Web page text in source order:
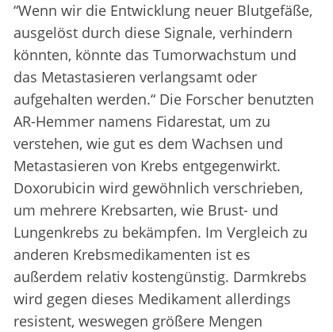
“Wenn wir die Entwicklung neuer Blutgefäße,
ausgelöst durch diese Signale, verhindern
könnten, könnte das Tumorwachstum und
das Metastasieren verlangsamt oder
aufgehalten werden.“ Die Forscher benutzten
AR-Hemmer namens Fidarestat, um zu
verstehen, wie gut es dem Wachsen und
Metastasieren von Krebs entgegenwirkt.
Doxorubicin wird gewöhnlich verschrieben,
um mehrere Krebsarten, wie Brust- und
Lungenkrebs zu bekämpfen. Im Vergleich zu
anderen Krebsmedikamenten ist es
außerdem relativ kostengünstig. Darmkrebs
wird gegen dieses Medikament allerdings
resistent, weswegen größere Mengen